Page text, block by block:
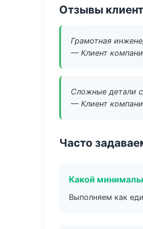
Отзывы
Грамотная
— Клиент
Сложные детали
— Клиент
Часто
Какой
Выполняем как